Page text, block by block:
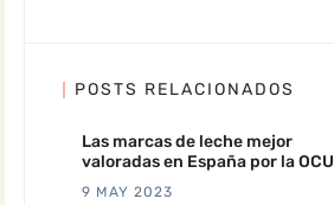
POSTS RELACIONADOS
Las marcas de leche mejor
valoradas en España por la OCU
9 MAY 2023